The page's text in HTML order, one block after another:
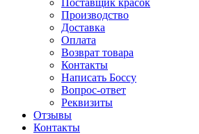
Поставщик красок
Производство
Доставка
Оплата
Возврат товара
Контакты
Написать Боссу
Вопрос-ответ
Реквизиты
Отзывы
Контакты